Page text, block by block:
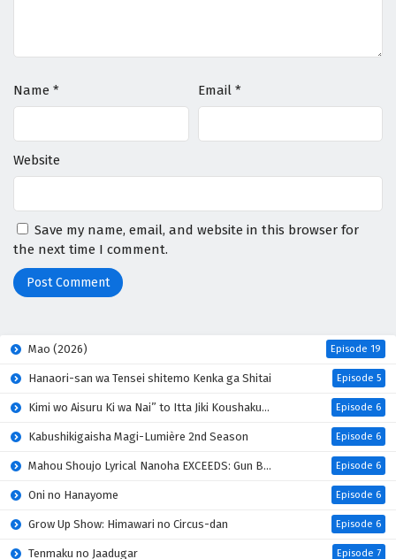
Name * Email *
Website
Save my name, email, and website in this browser for
the next time I comment.
Mao (2026) Episode 19
Hanaori-san wa Tensei shitemo Kenka ga Shitai Episode 5
Kimi wo Aisuru Ki wa Nai” to Itta Jiki Koushaku-sama ga Nazeka Dekiai shitekimasu Episode 6
Kabushikigaisha Magi-Lumière 2nd Season Episode 6
Mahou Shoujo Lyrical Nanoha EXCEEDS: Gun Blaze Vengeance Episode 6
Oni no Hanayome Episode 6
Grow Up Show: Himawari no Circus-dan Episode 6
Tenmaku no Jaadugar Episode 7